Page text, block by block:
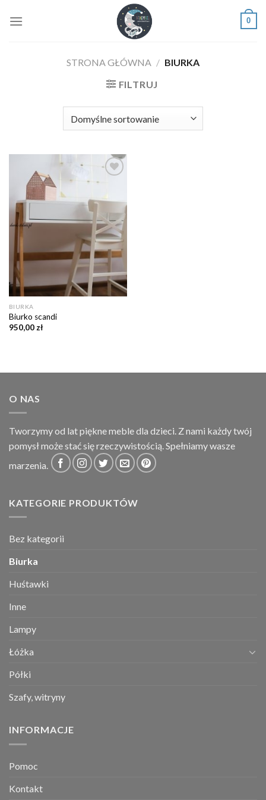
0
STRONA GŁÓWNA / BIURKA
FILTRUJ
listy
BIURKA
Biurko scandi
950,00zł
O NAS
Tworzymy od lat piękne meble dla dzieci. Z nami każdy twój
pomysł może stać się rzeczywistością. Spełniamy wasze
marzenia.
KATEGORIE PRODUKTÓW
Bez kategorii
Biurka
Huśtawki
Inne
Lampy
Łóżka
Półki
Szafy, witryny
INFORMACJE
Pomoc
Kontakt